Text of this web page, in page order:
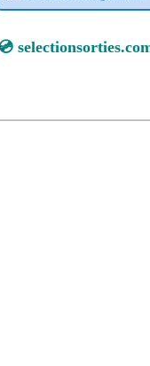
💿